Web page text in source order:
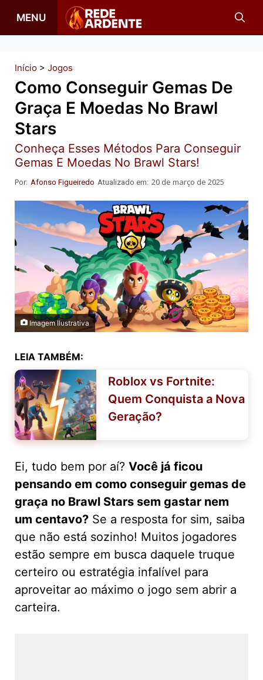
para
conteúdo
MENU
Início > Jogos
Como Conseguir Gemas De
Graça E Moedas No Brawl
Stars
Conheça Esses Métodos Para Conseguir
Gemas E Moedas No Brawl Stars!
Por: Afonso Figueiredo Atualizado em: 20 de março de 2025
Imagem Ilustrativa
LEIA TAMBÉM:
Roblox vs Fortnite:
Quem Conquista a Nova
Geração?
Ei, tudo bem por aí? Você já ficou
pensando em como conseguir gemas de
graça no Brawl Stars sem gastar nem
um centavo? Se a resposta for sim, saiba
que não está sozinho! Muitos jogadores
estão sempre em busca daquele truque
certeiro ou estratégia infalível para
aproveitar ao máximo o jogo sem abrir a
carteira.